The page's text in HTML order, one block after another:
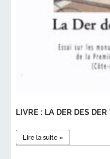
LIVRE : LA DER DES DER
Lire la suite »